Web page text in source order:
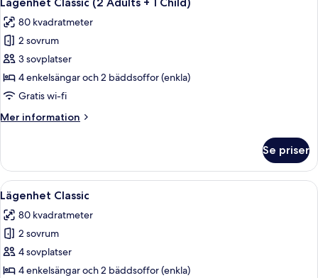
alla
foton
för
Lägenhet
Classic
(2
+
80 kvadratmeter
2 sovrum
3 sovplatser
4 enkelsängar och 2 bäddsoffor (enkla)
Gratis wi-fi
Mer information
Mer
Classic
(2
Adults
Child)
Se priser
Öppna
alla
foton
för
Lägenhet
Classic
En modern uteplats med ett vitt
8
Lägenhet Classic
80 kvadratmeter
2 sovrum
4 sovplatser
4 enkelsängar och 2 bäddsoffor (enkla)